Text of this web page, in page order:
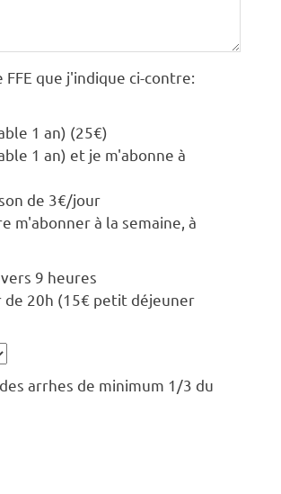
que j'indique ci-contre:
1 an) (25€)
1 an) et je m'abonne à
de 3€/jour
m'abonner à la semaine, à
9 heures
de 20h (15€ petit déjeuner
arrhes de minimum 1/3 du